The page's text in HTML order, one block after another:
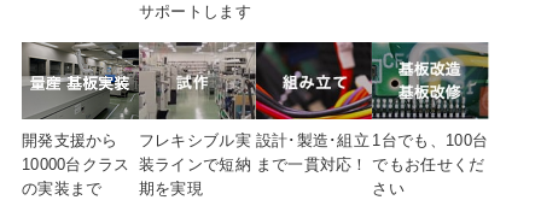
サポートします
開発支援から
10000台クラス
の実装まで
フレキシブル実
装ラインで短納
期を実現
設計･製造･組立
まで一貫対応！
1台でも、100台
でも お任せくだ
さい